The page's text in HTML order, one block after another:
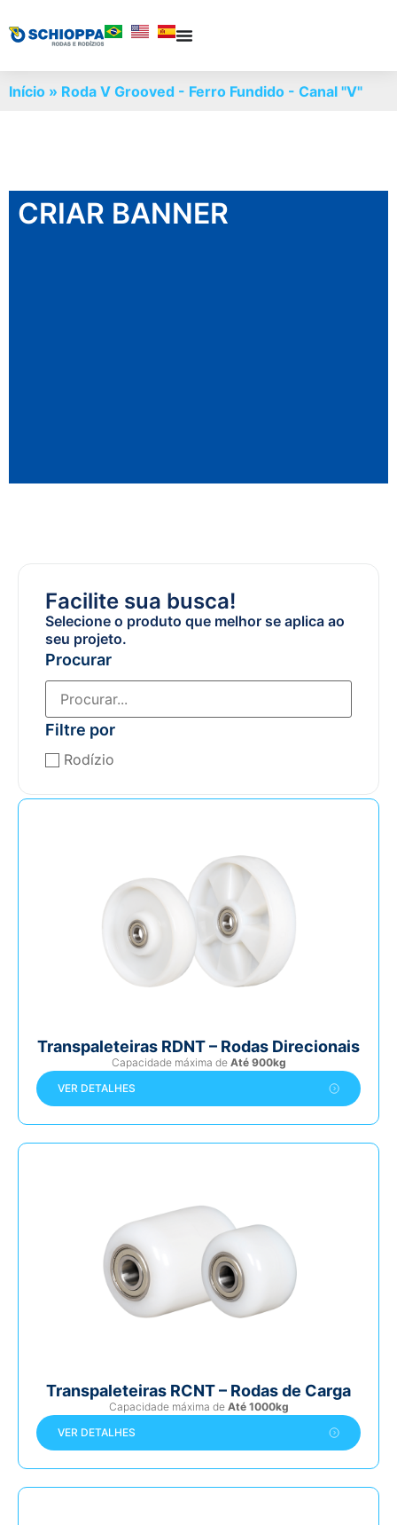
Início » Roda V Grooved - Ferro Fundido - Canal "V"
CRIAR BANNER
Facilite sua busca!
Selecione o produto que melhor se aplica ao
seu projeto.
Procurar
Filtre por
Rodízio
Transpaleteiras RDNT – Rodas Direcionais
Capacidade máxima de Até 900kg
VER DETALHES
Transpaleteiras RCNT – Rodas de Carga
Capacidade máxima de Até 1000kg
VER DETALHES